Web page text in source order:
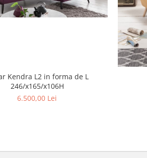
Kendra L2 in forma de L
246/x165/x106H
6.500,00 Lei